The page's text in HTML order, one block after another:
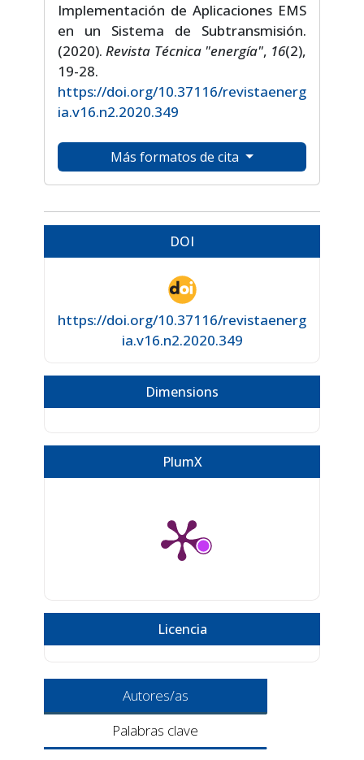
Implementación de Aplicaciones EMS
en un Sistema de Subtransmisión.
(2020).Revista Técnica "energía", 16(2),
19-28.
https://doi.org/10.37116/revistaenerg
ia.v16.n2.2020.349
Más formatos de cita
DOI
https://doi.org/10.37116/revistaenerg
ia.v16.n2.2020.349
Dimensions
PlumX
Licencia
Autores/as
Palabras clave